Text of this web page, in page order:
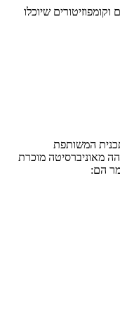
שיוכלו
המשותפת
זהה מאוניברסיטה מוכרת
הם: